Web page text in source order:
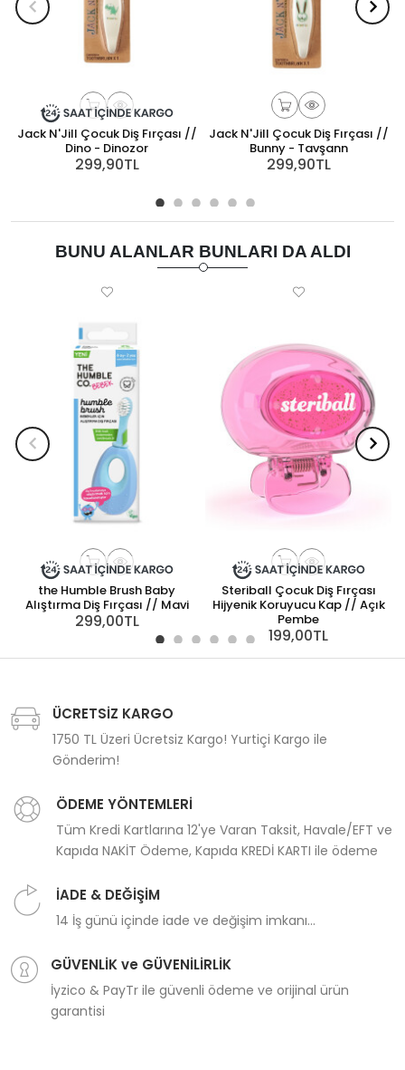
Jack N'Jill Çocuk Diş Fırçası //
Dino - Dinozor
299,90TL
Jack N'Jill Çocuk Diş Fırçası //
Bunny - Tavşann
299,90TL
BUNU ALANLAR BUNLARI DA ALDI
the Humble Brush Baby
Alıştırma Diş Fırçası // Mavi
299,00TL
Steriball Çocuk Diş Fırçası
Hijyenik Koruyucu Kap // Açık
Pembe
199,00TL
ÜCRETSİZ KARGO
1750 TL Üzeri Ücretsiz Kargo! Yurtiçi Kargo ile
Gönderim!
ÖDEME YÖNTEMLERİ
Tüm Kredi Kartlarına 12'ye Varan Taksit, Havale/EFT ve
Kapıda NAKİT Ödeme, Kapıda KREDİ KARTI ile ödeme
İADE & DEĞİŞİM
14 İş günü içinde iade ve değişim imkanı...
GÜVENLİK ve GÜVENİLİRLİK
İyzico & PayTr ile güvenli ödeme ve orijinal ürün
garantisi